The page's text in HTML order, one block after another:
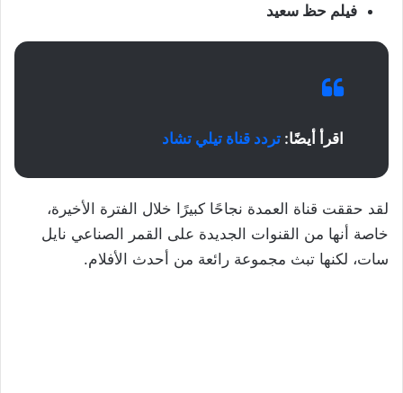
فيلم حظ سعيد
اقرأ أيضًا: تردد قناة تيلي تشاد
لقد حققت قناة العمدة نجاحًا كبيرًا خلال الفترة الأخيرة،
خاصة أنها من القنوات الجديدة على القمر الصناعي نايل
سات، لكنها تبث مجموعة رائعة من أحدث الأفلام.